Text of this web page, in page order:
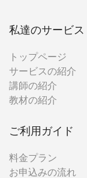
私達のサービス
トップページ
サービスの紹介
講師の紹介
教材の紹介
ご利用ガイド
料金プラン
お申込みの流れ